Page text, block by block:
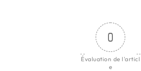
0
Évaluation de l'articl
e